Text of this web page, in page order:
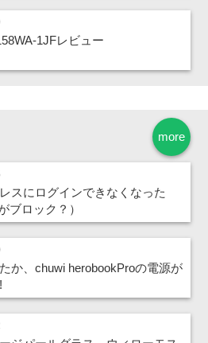
1JFレビュー
more
スにログインできなくなった
ブロック？）
か、chuwi herobookProの電源が